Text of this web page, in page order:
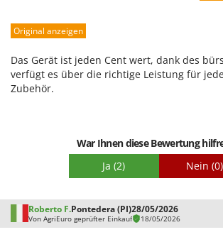
Leistung
Qualität / Preis
Schwierigkeitsgrad Zusammenbau
Original anzeigen
Das Gerät ist jeden Cent wert, dank des
verfügt es über die richtige Leistung für
Zubehör.
War Ihnen diese Bewertung
Ja (2) Nein (0)
Roberto F.Pontedera (PI)28/05/2026
Von AgriEuro geprüfter Einkauf 18/05/2026